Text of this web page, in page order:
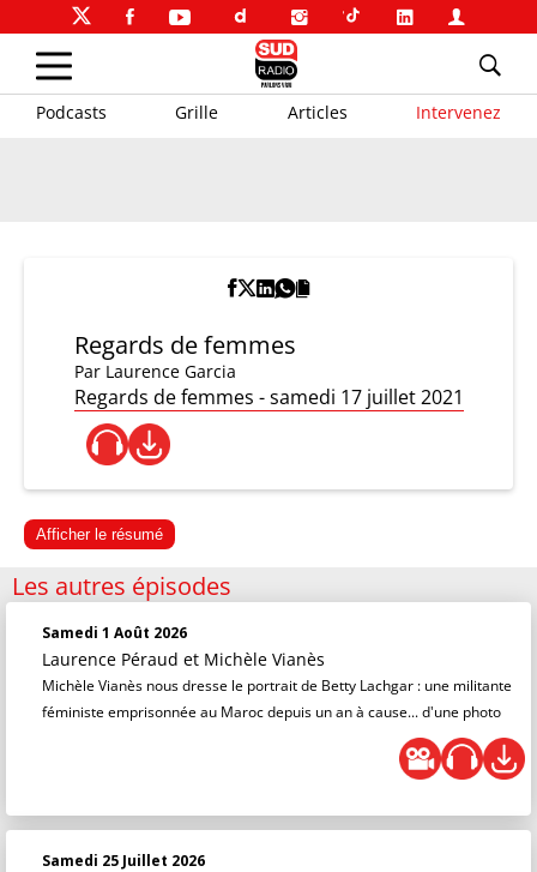
Podcasts Grille Articles Intervenez
Regards de femmes
Par Laurence Garcia
Regards de femmes - samedi 17 juillet 2021
Afficher le résumé
Les autres épisodes
Samedi 1 Août 2026
Laurence Péraud et Michèle Vianès
Michèle Vianès nous dresse le portrait de Betty Lachgar : une militante
féministe emprisonnée au Maroc depuis un an à cause... d'une photo
Samedi 25 Juillet 2026